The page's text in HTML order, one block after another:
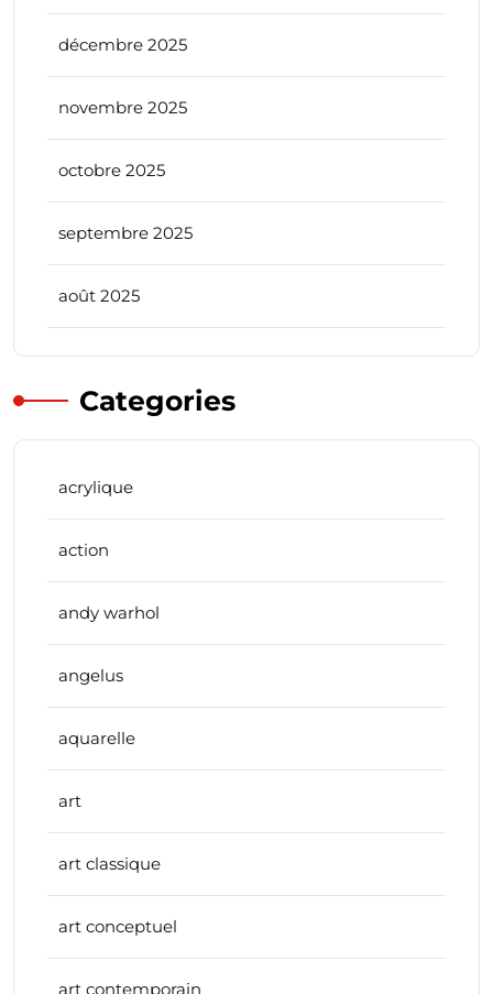
décembre 2025
novembre 2025
octobre 2025
septembre 2025
août 2025
Categories
acrylique
action
andy warhol
angelus
aquarelle
art
art classique
art conceptuel
art contemporain